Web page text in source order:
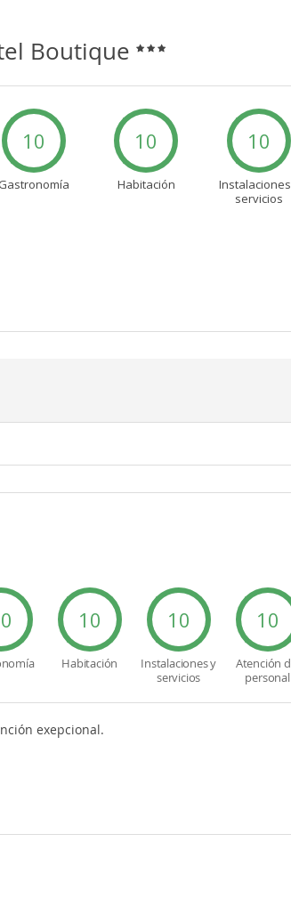
Boutique
10
Gastronomía
10
Habitación
10
servicios
10
Habitación
10
Instalaciones y
servicios
10
Atención
personal
exepcional.